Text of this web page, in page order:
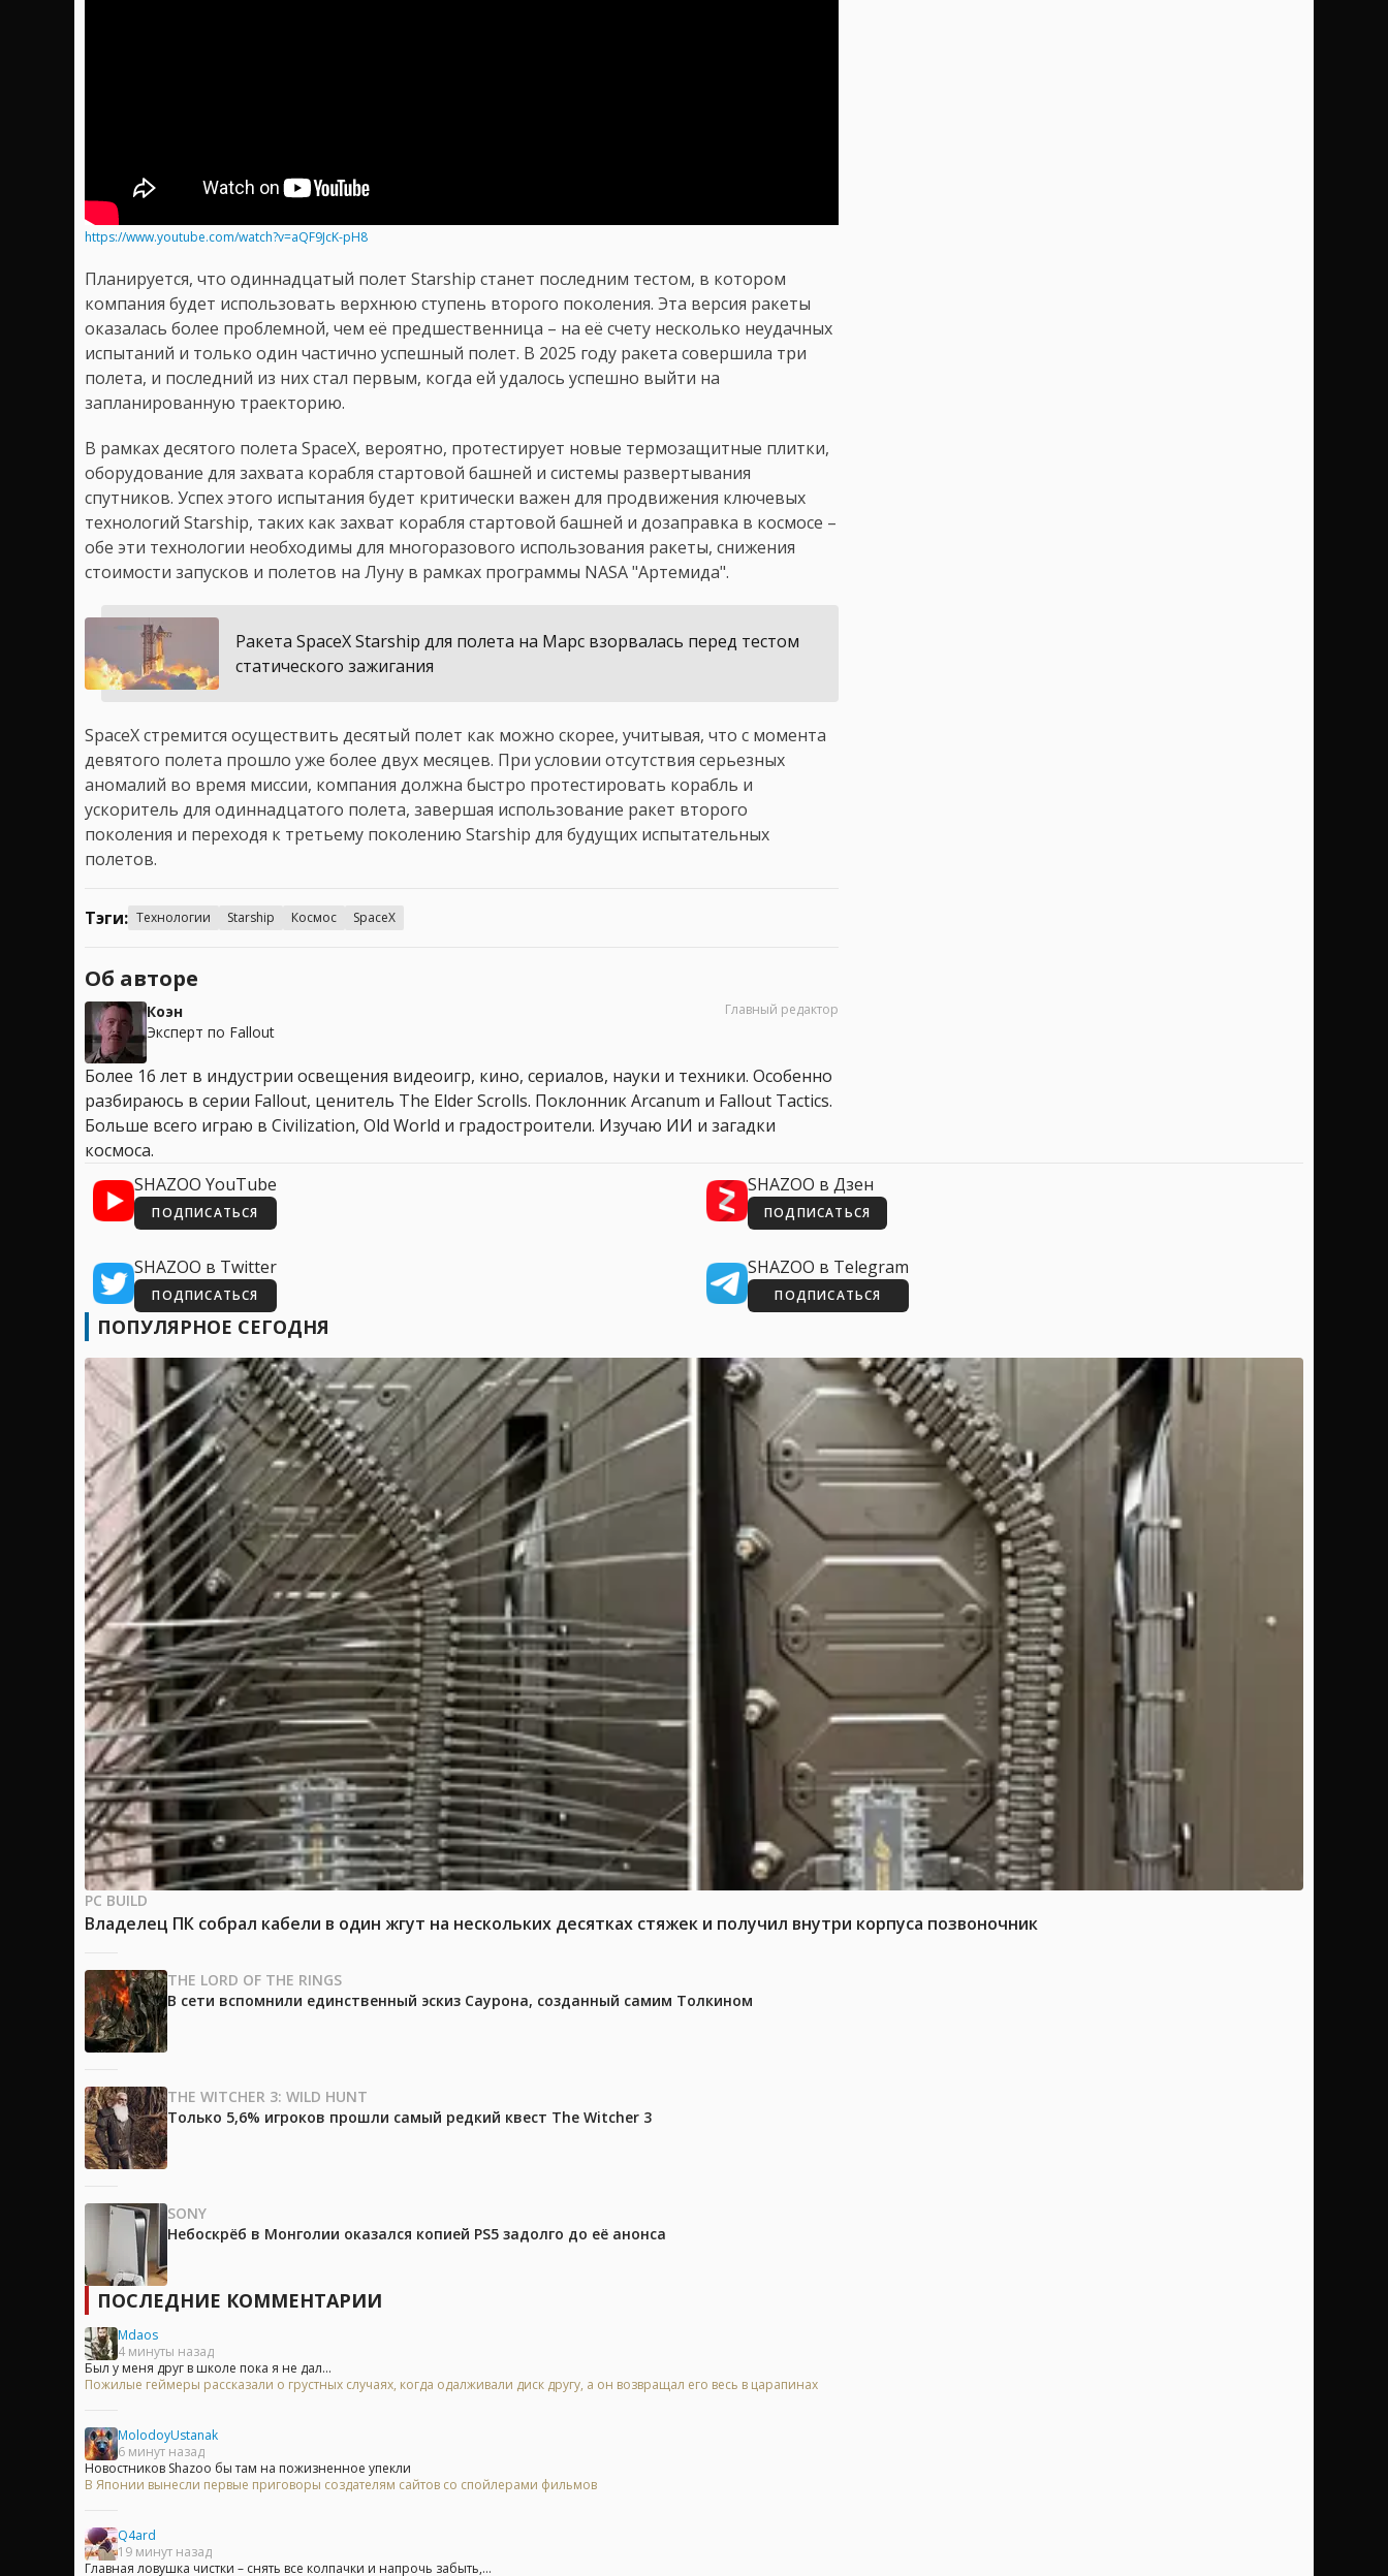
https://www.youtube.com/watch?v=aQF9JcK-pH8
Планируется, что одиннадцатый полет Starship станет последним тестом, в котором
компания будет использовать верхнюю ступень второго поколения. Эта версия ракеты
оказалась более проблемной, чем её предшественница – на её счету несколько неудачных
испытаний и только один частично успешный полет. В 2025 году ракета совершила три
полета, и последний из них стал первым, когда ей удалось успешно выйти на
запланированную траекторию.
В рамках десятого полета SpaceX, вероятно, протестирует новые термозащитные плитки,
оборудование для захвата корабля стартовой башней и системы развертывания
спутников. Успех этого испытания будет критически важен для продвижения ключевых
технологий Starship, таких как захват корабля стартовой башней и дозаправка в космосе –
обе эти технологии необходимы для многоразового использования ракеты, снижения
стоимости запусков и полетов на Луну в рамках программы NASA "Артемида".
Ракета SpaceX Starship для полета на Марс взорвалась перед тестом
статического зажигания
SpaceX стремится осуществить десятый полет как можно скорее, учитывая, что с момента
девятого полета прошло уже более двух месяцев. При условии отсутствия серьезных
аномалий во время миссии, компания должна быстро протестировать корабль и
ускоритель для одиннадцатого полета, завершая использование ракет второго
поколения и переходя к третьему поколению Starship для будущих испытательных
полетов.
Тэги: Технологии Starship Космос SpaceX
Об авторе
Коэн
Эксперт по Fallout
Главный редактор
Более 16 лет в индустрии освещения видеоигр, кино, сериалов, науки и техники. Особенно
разбираюсь в серии Fallout, ценитель The Elder Scrolls. Поклонник Arcanum и Fallout Tactics.
Больше всего играю в Civilization, Old World и градостроители. Изучаю ИИ и загадки
космоса.
SHAZOO YouTube
ПОДПИСАТЬСЯ
SHAZOO в Дзен
ПОДПИСАТЬСЯ
SHAZOO в Twitter
ПОДПИСАТЬСЯ
SHAZOO в Telegram
ПОДПИСАТЬСЯ
ПОПУЛЯРНОЕ СЕГОДНЯ
PC BUILD
Владелец ПК собрал кабели в один жгут на нескольких десятках стяжек и получил внутри корпуса позвоночник
THE LORD OF THE RINGS
В сети вспомнили единственный эскиз Саурона, созданный самим Толкином
THE WITCHER 3: WILD HUNT
Только 5,6% игроков прошли самый редкий квест The Witcher 3
SONY
Небоскрёб в Монголии оказался копией PS5 задолго до её анонса
ПОСЛЕДНИЕ КОММЕНТАРИИ
Mdaos
4 минуты назад
Был у меня друг в школе пока я не дал...
Пожилые геймеры рассказали о грустных случаях, когда одалживали диск другу, а он возвращал его весь в царапинах
MolodoyUstanak
6 минут назад
Новостников Shazoo бы там на пожизненное упекли
В Японии вынесли первые приговоры создателям сайтов со спойлерами фильмов
Q4ard
19 минут назад
Главная ловушка чистки – снять все колпачки и напрочь забыть,...